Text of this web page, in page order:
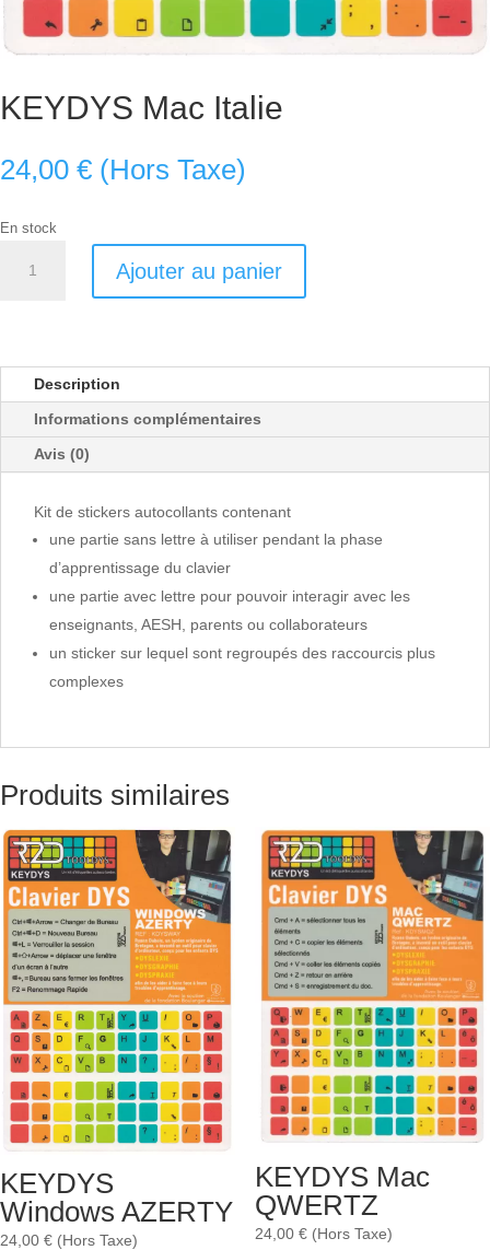
KEYDYS Mac Italie
24,00 € (Hors Taxe)
En stock
Ajouter au panier
Description
Informations complémentaires
Avis (0)
Kit de stickers autocollants contenant
une partie sans lettre à utiliser pendant la phase
d’apprentissage du clavier
une partie avec lettre pour pouvoir interagir avec les
enseignants, AESH, parents ou collaborateurs
un sticker sur lequel sont regroupés des raccourcis plus
complexes
Produits similaires
KEYDYS
Windows AZERTY
24,00 € (Hors Taxe)
KEYDYS Mac
QWERTZ
24,00 € (Hors Taxe)